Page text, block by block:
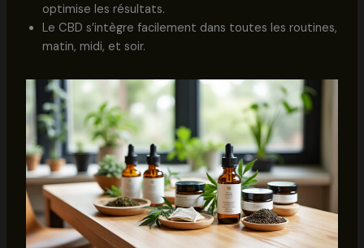
optimise les résultats.
Le CBD s’intègre facilement dans toutes les routines,
matin, midi, et soir.